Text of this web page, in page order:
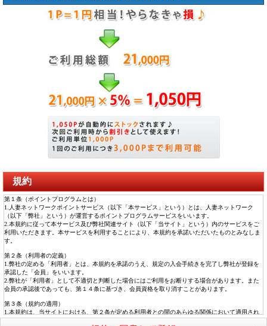
規約
第１条（ポイントプログラムとは）
1.人妻ネットワークポイントサービス（以下「本サービス」という）とは、人妻ネットワーク
（以下「弊社」という）が運営するポイントプログラムサービスをいいます。
2.本規約に従って本サービス及び弊社関連サイト（以下「当サイト」という）内のサービスをご
利用いただきます。本サービスを利用することにより、本規約を承諾いただいたものとみなしま
す。
第２条（利用者の定義）
1.弊社の定める「利用者」とは、本規約を承諾のうえ、規定の入会手続きを完了し弊社が登録を
承認した「会員」をいいます。
2.弊社が「利用者」として不適切と判断した場合にはご利用をお断りする場合があります。また
会員の承認後であっても、第１４条に基づき、会員資格を取り消すことがあります。
第３条（規約の適用）
1.本規約は、当サイトにおける、第２条が定める利用者との間のあらゆる関係において適用され
ます。